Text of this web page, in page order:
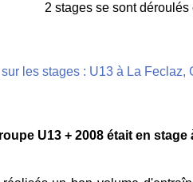
2 stages se sont déroulés
U13 + 2008 était en stage